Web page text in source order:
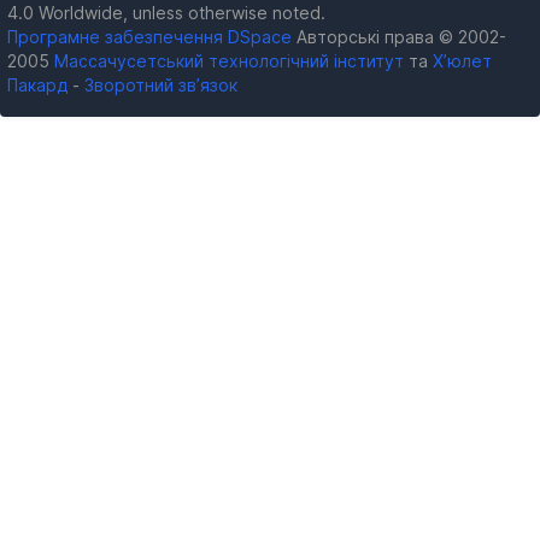
4.0 Worldwide, unless otherwise noted.
Програмне забезпечення DSpace Авторські права © 2002-
2005 Массачусетський технологічний інститут та Х’юлет
Пакард - Зворотний зв’язок